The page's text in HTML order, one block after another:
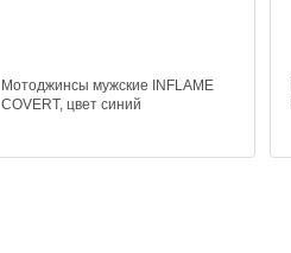
Мотоджинсы мужские INFLAME
COVERT, цвет синий